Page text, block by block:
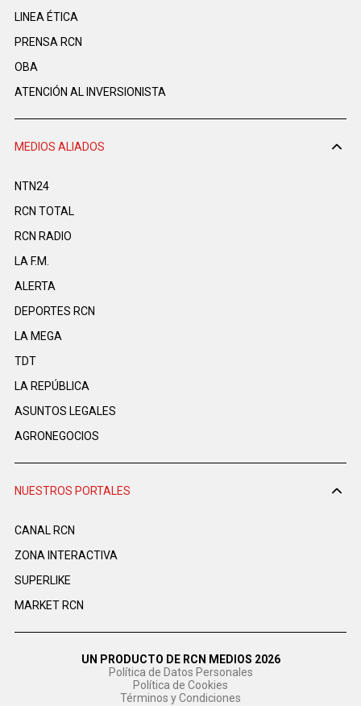
LINEA ÉTICA
PRENSA RCN
OBA
ATENCIÓN AL INVERSIONISTA
MEDIOS ALIADOS
NTN24
RCN TOTAL
RCN RADIO
LA F.M.
ALERTA
DEPORTES RCN
LA MEGA
TDT
LA REPÚBLICA
ASUNTOS LEGALES
AGRONEGOCIOS
NUESTROS PORTALES
CANAL RCN
ZONA INTERACTIVA
SUPERLIKE
MARKET RCN
UN PRODUCTO DE RCN MEDIOS 2026
Política de Datos Personales
Política de Cookies
Términos y Condiciones